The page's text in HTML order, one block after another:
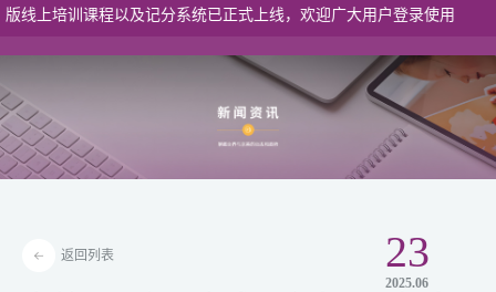
程以及记分系统已正式上线，欢迎广大用户登录使用
港澳入口
返回列表 23
2025.06